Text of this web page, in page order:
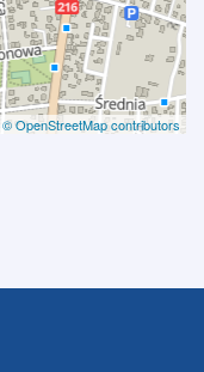
© OpenStreetMap contributors